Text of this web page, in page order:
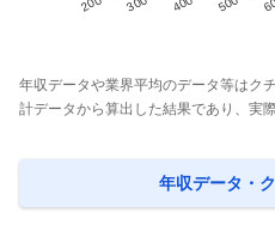
年収データや業界平均のデータ等はク
計データから算出した結果であり、実
年収データ・